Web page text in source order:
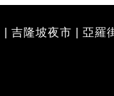
吉隆坡夜市 亞羅